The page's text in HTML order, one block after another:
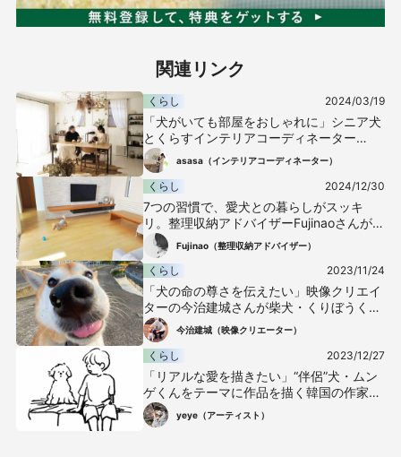
関連リンク
くらし 2024/03/19
「犬がいても部屋をおしゃれに」シニア犬
とくらすインテリアコーディネーター
asasaさん流のお家づくり
asasa（インテリアコーディネーター）
くらし 2024/12/30
7つの習慣で、愛犬との暮らしがスッキ
リ。整理収納アドバイザーFujinaoさんが実
践していること
Fujinao（整理収納アドバイザー）
くらし 2023/11/24
「犬の命の尊さを伝えたい」映像クリエイ
ターの今治建城さんが柴犬・くりぼうくん
と描く夢今治建城（映像クリエーター）
くらし 2023/12/27
「リアルな愛を描きたい」“伴侶”犬・ムン
ゲくんをテーマに作品を描く韓国の作家
yeyeさんyeye（アーティスト）